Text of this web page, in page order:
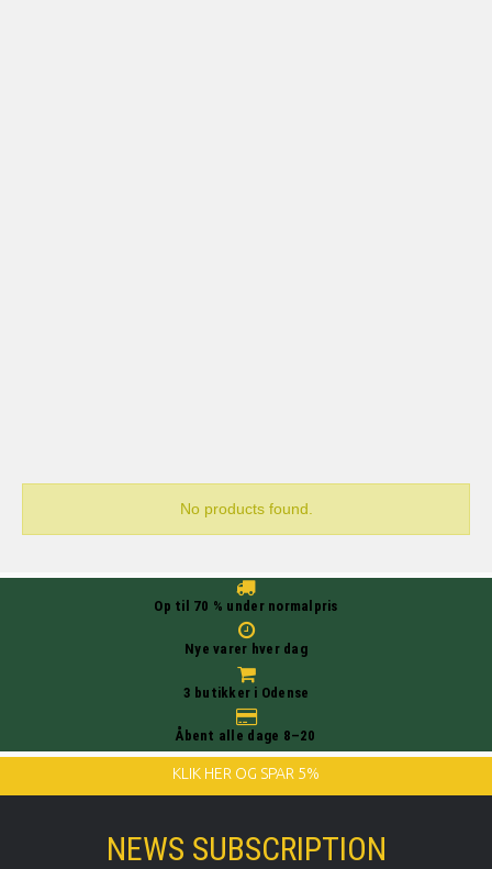
No products found.
Op til 70 % under normalpris
Nye varer hver dag
3 butikker i Odense
Åbent alle dage 8–20
KLIK HER OG SPAR 5%
NEWS SUBSCRIPTION